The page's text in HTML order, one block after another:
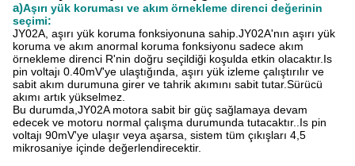
a)Aşırı yük koruması ve akım örnekleme direnci değerinin
seçimi:
JY02A, aşırı yük koruma fonksiyonuna sahip.JY02A'nın aşırı yük
koruma ve akım anormal koruma fonksiyonu sadece akım
örnekleme direnci R'nin doğru seçildiği koşulda etkin olacaktır.Is
pin voltajı 0.40mV'ye ulaştığında, aşırı yük izleme çalıştırılır ve
sabit akım durumuna girer ve tahrik akımını sabit tutar.Sürücü
akımı artık yükselmez.
Bu durumda,JY02A motora sabit bir güç sağlamaya devam
edecek ve motoru normal çalışma durumunda tutacaktır..Is pin
voltajı 90mV'ye ulaşır veya aşarsa, sistem tüm çıkışları 4,5
mikrosaniye içinde değerlendirecektir.